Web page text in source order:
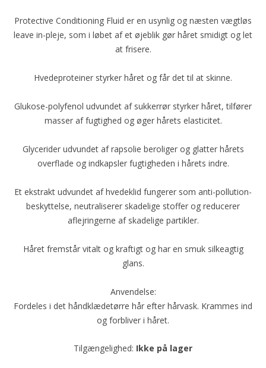
Protective Conditioning Fluid er en usynlig og næsten vægtløs
leave in-pleje, som i løbet af et øjeblik gør håret smidigt og let
at frisere.
Hvedeproteiner styrker håret og får det til at skinne.
Glukose-polyfenol udvundet af sukkerrør styrker håret, tilfører
masser af fugtighed og øger hårets elasticitet.
Glycerider udvundet af rapsolie beroliger og glatter hårets
overflade og indkapsler fugtigheden i hårets indre.
Et ekstrakt udvundet af hvedeklid fungerer som anti-pollution-
beskyttelse, neutraliserer skadelige stoffer og reducerer
aflejringerne af skadelige partikler.
Håret fremstår vitalt og kraftigt og har en smuk silkeagtig
glans.
Anvendelse:
Fordeles i det håndklædetørre hår efter hårvask. Krammes ind
og forbliver i håret.
Tilgængelighed: Ikke på lager